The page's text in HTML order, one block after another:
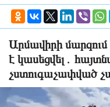
Արմավիրի մարզում
է կասեցվել․
չստուգաչափված